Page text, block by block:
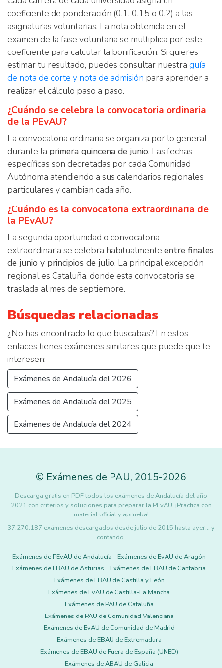
coeficiente de ponderación (0,1, 0,15 o 0,2) a las
asignaturas voluntarias. La nota obtenida en el
examen de la fase voluntaria se multiplica por este
coeficiente para calcular la bonificación. Si quieres
estimar tu resultado, puedes consultar nuestra guía
de nota de corte y nota de admisión para aprender a
realizar el cálculo paso a paso.
¿Cuándo se celebra la convocatoria ordinaria
de la PEvAU?
La convocatoria ordinaria se organiza por lo general
durante la primera quincena de junio. Las fechas
específicas son decretadas por cada Comunidad
Autónoma atendiendo a sus calendarios regionales
particulares y cambian cada año.
¿Cuándo es la convocatoria extraordinaria de
la PEvAU?
La segunda oportunidad o convocatoria
extraordinaria se celebra habitualmente entre finales
de junio y principios de julio. La principal excepción
regional es Cataluña, donde esta convocatoria se
traslada al mes de septiembre.
Búsquedas relacionadas
¿No has encontrado lo que buscabas? En estos
enlaces tienes exámenes similares que puede que te
interesen:
Exámenes de Andalucía del 2026
Exámenes de Andalucía del 2025
Exámenes de Andalucía del 2024
© Exámenes de PAU, 2015-2026
Descarga gratis en PDF todos los exámenes de Andalucía del año
2021 con criterios y soluciones para preparar la PEvAU. ¡Practica con
material oficial y aprueba!
37.270.187 exámenes descargados desde julio de 2015 hasta ayer... y
contando.
Exámenes de PEvAU de Andalucía
Exámenes de EvAU de Aragón
Exámenes de EBAU de Asturias
Exámenes de EBAU de Cantabria
Exámenes de EBAU de Castilla y León
Exámenes de EvAU de Castilla-La Mancha
Exámenes de PAU de Cataluña
Exámenes de PAU de Comunidad Valenciana
Exámenes de EvAU de Comunidad de Madrid
Exámenes de EBAU de Extremadura
Exámenes de EBAU de Fuera de España (UNED)
Exámenes de ABAU de Galicia